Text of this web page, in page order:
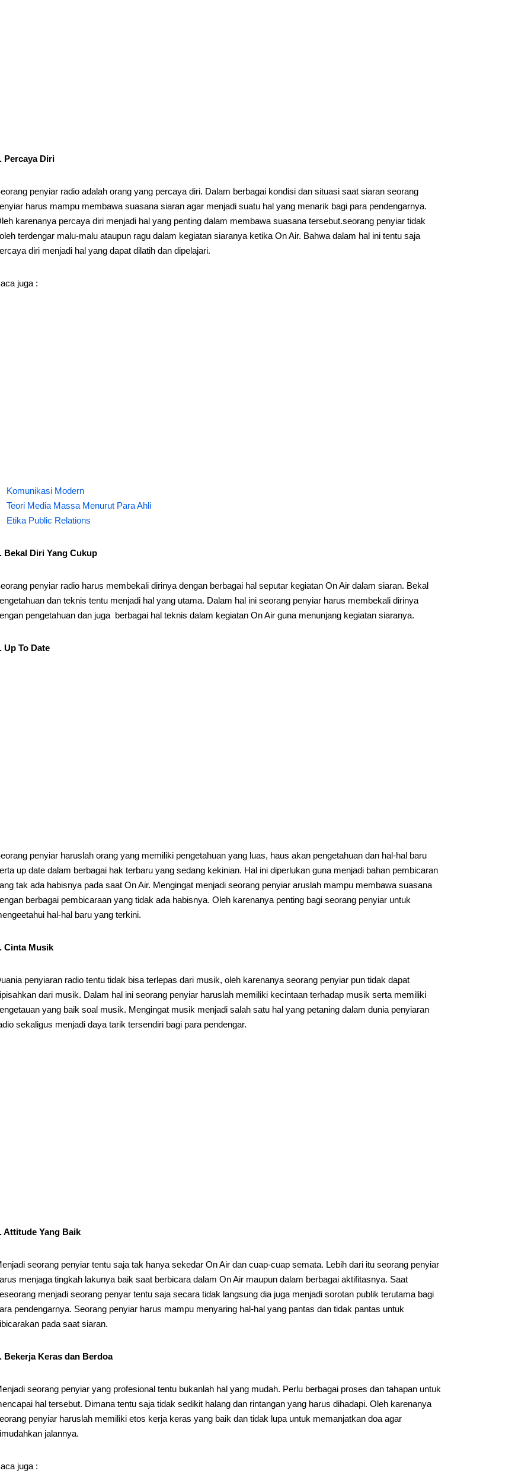
Percaya Diri
penyiar radio adalah orang yang percaya diri. Dalam berbagai kondisi dan situasi saat siaran seorang
harus mampu membawa suasana siaran agar menjadi suatu hal yang menarik bagi para pendengarnya.
karenanya percaya diri menjadi hal yang penting dalam membawa suasana tersebut.seorang penyiar tidak
terdengar malu-malu ataupun ragu dalam kegiatan siaranya ketika On Air. Bahwa dalam hal ini tentu saja
diri menjadi hal yang dapat dilatih dan dipelajari.
juga :
Komunikasi Modern
Teori Media Massa Menurut Para Ahli
Etika Public Relations
Bekal Diri Yang Cukup
penyiar radio harus membekali dirinya dengan berbagai hal seputar kegiatan On Air dalam siaran. Bekal
dan teknis tentu menjadi hal yang utama. Dalam hal ini seorang penyiar harus membekali dirinya
pengetahuan dan juga berbagai hal teknis dalam kegiatan On Air guna menunjang kegiatan siaranya.
Up To Date
penyiar haruslah orang yang memiliki pengetahuan yang luas, haus akan pengetahuan dan hal-hal baru
up date dalam berbagai hak terbaru yang sedang kekinian. Hal ini diperlukan guna menjadi bahan pembicaran
tak ada habisnya pada saat On Air. Mengingat menjadi seorang penyiar aruslah mampu membawa suasana
berbagai pembicaraan yang tidak ada habisnya. Oleh karenanya penting bagi seorang penyiar untuk
hal-hal baru yang terkini.
Cinta Musik
penyiaran radio tentu tidak bisa terlepas dari musik, oleh karenanya seorang penyiar pun tidak dapat
dari musik. Dalam hal ini seorang penyiar haruslah memiliki kecintaan terhadap musik serta memiliki
yang baik soal musik. Mengingat musik menjadi salah satu hal yang petaning dalam dunia penyiaran
sekaligus menjadi daya tarik tersendiri bagi para pendengar.
Attitude Yang Baik
seorang penyiar tentu saja tak hanya sekedar On Air dan cuap-cuap semata. Lebih dari itu seorang penyiar
menjaga tingkah lakunya baik saat berbicara dalam On Air maupun dalam berbagai aktifitasnya. Saat
menjadi seorang penyar tentu saja secara tidak langsung dia juga menjadi sorotan publik terutama bagi
pendengarnya. Seorang penyiar harus mampu menyaring hal-hal yang pantas dan tidak pantas untuk
pada saat siaran.
Bekerja Keras dan Berdoa
seorang penyiar yang profesional tentu bukanlah hal yang mudah. Perlu berbagai proses dan tahapan untuk
hal tersebut. Dimana tentu saja tidak sedikit halang dan rintangan yang harus dihadapi. Oleh karenanya
penyiar haruslah memiliki etos kerja keras yang baik dan tidak lupa untuk memanjatkan doa agar
jalannya.
juga :